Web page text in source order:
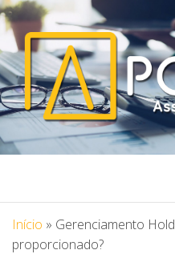
Blog Portal
Início » Gerenciamento
proporcionado?